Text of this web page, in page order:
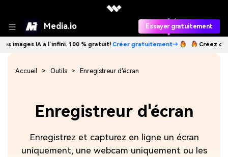
Media.io Essayer gratuitement
IA à l’infini. 100 % gratuit!Créer gratuitement→ Créez des
Enregistreur d'écran
Enregistrez et capturez en ligne un écran
uniquement, une webcam uniquement ou les
Accueil Outils Enregistreur d'écran